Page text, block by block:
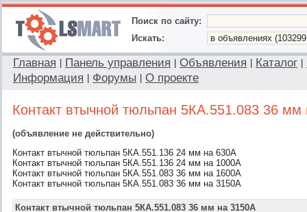
Поиск по сайту:
Искать:
Главная Панель управления Объявления Каталог
Информация
Форумы О проекте
Контакт втычной тюльпан 5КА.551.083 36 мм
(объявление не действительно)
Контакт втычной тюльпан 5КА.551.136 24 мм на 630А
Контакт втычной тюльпан 5КА.551.136 24 мм на 1000А
Контакт втычной тюльпан 5КА.551.083 36 мм на 1600А
Контакт втычной тюльпан 5КА.551.083 36 мм на 3150А
Контакт втычной тюльпан 5КА.551.083 36 мм на 3150А